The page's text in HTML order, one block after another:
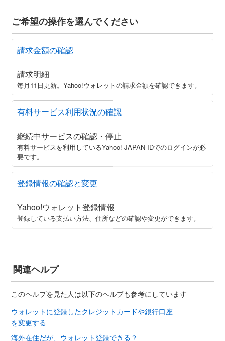
ご希望の操作を選んでください
請求金額の確認
請求明細
毎月11日更新。Yahoo!ウォレットの請求金額を確認できます。
有料サービス利用状況の確認
継続中サービスの確認・停止
有料サービスを利用しているYahoo! JAPAN IDでのログインが必
要です。
登録情報の確認と変更
Yahoo!ウォレット登録情報
登録している支払い方法、住所などの確認や変更ができます。
関連ヘルプ
このヘルプを見た人は以下のヘルプも参考にしています
ウォレットに登録したクレジットカードや銀行口座
を変更する
海外在住だが、ウォレット登録できる？